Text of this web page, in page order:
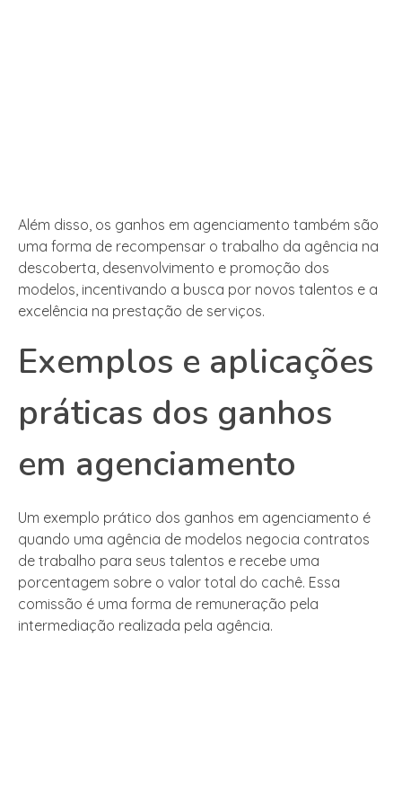
Além disso, os ganhos em agenciamento também são
uma forma de recompensar o trabalho da agência na
descoberta, desenvolvimento e promoção dos
modelos, incentivando a busca por novos talentos e a
excelência na prestação de serviços.
Exemplos e aplicações
práticas dos ganhos
em agenciamento
Um exemplo prático dos ganhos em agenciamento é
quando uma agência de modelos negocia contratos
de trabalho para seus talentos e recebe uma
porcentagem sobre o valor total do cachê. Essa
comissão é uma forma de remuneração pela
intermediação realizada pela agência.